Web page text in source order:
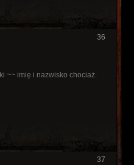
36
~~ imię i nazwisko chociaż.
37